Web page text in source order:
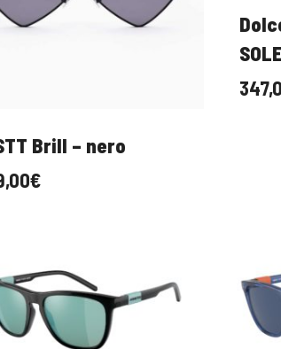
Brill – nero
€